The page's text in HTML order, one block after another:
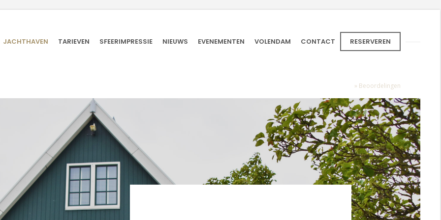
JACHTHAVEN TARIEVEN SFEERIMPRESSIE NIEUWS EVENEMENTEN VOLENDAM CONTACT RESERVEREN
» Beoordelingen